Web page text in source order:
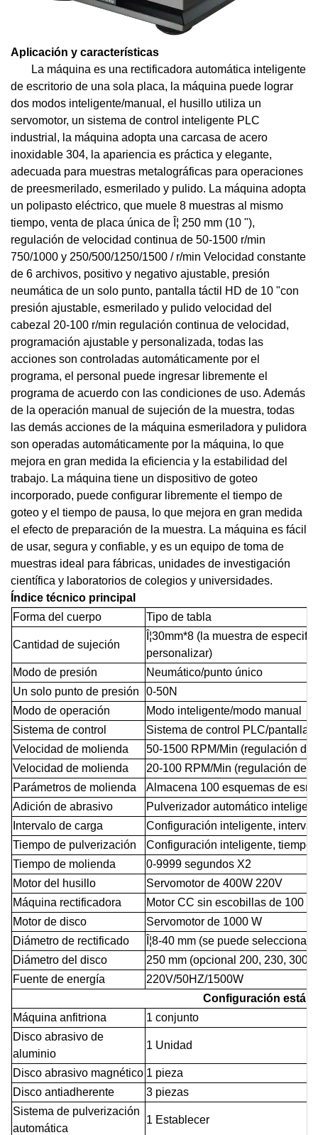
Aplicación y características
La máquina es una rectificadora automática inteligente
de escritorio de una sola placa, la máquina puede lograr
dos modos inteligente/manual, el husillo utiliza un
servomotor, un sistema de control inteligente PLC
industrial, la máquina adopta una carcasa de acero
inoxidable 304, la apariencia es práctica y elegante,
adecuada para muestras metalográficas para operaciones
de preesmerilado, esmerilado y pulido. La máquina adopta
un polipasto eléctrico, que muele 8 muestras al mismo
tiempo, venta de placa única de Î¦ 250 mm (10 "),
regulación de velocidad continua de 50-1500 r/min
750/1000 y 250/500/1250/1500 / r/min Velocidad constante
de 6 archivos, positivo y negativo ajustable, presión
neumática de un solo punto, pantalla táctil HD de 10 "con
presión ajustable, esmerilado y pulido velocidad del
cabezal 20-100 r/min regulación continua de velocidad,
programación ajustable y personalizada, todas las
acciones son controladas automáticamente por el
programa, el personal puede ingresar libremente el
programa de acuerdo con las condiciones de uso. Además
de la operación manual de sujeción de la muestra, todas
las demás acciones de la máquina esmeriladora y pulidora
son operadas automáticamente por la máquina, lo que
mejora en gran medida la eficiencia y la estabilidad del
trabajo. La máquina tiene un dispositivo de goteo
incorporado, puede configurar libremente el tiempo de
goteo y el tiempo de pausa, lo que mejora en gran medida
el efecto de preparación de la muestra. La máquina es fácil
de usar, segura y confiable, y es un equipo de toma de
muestras ideal para fábricas, unidades de investigación
científica y laboratorios de colegios y universidades.
Índice técnico principal
Forma del cuerpo
Tipo de tabla
Cantidad de sujeción
Î¦30mm*8 (la muestra de
personalizar)
Modo de presión
Neumático/punto único
Un solo punto de presión
0-50N
Modo de operación
Modo inteligente/modo manual
Sistema de control
Sistema de control PLC/pantalla
Velocidad de molienda
50-1500 RPM/Min (regulación de
Velocidad de molienda
20-100 RPM/Min (regulación de
Parámetros de molienda
Almacena 100 esquemas de
Adición de abrasivo
Pulverizador automático
Intervalo de carga
Configuración inteligente,
Tiempo de pulverización
Configuración inteligente, tiempo
Tiempo de molienda
0-9999 segundos X2
Motor del husillo
Servomotor de 400W 220V
Máquina rectificadora
Motor CC sin escobillas de 100 W
Motor de disco
Servomotor de 1000 W
Diámetro de rectificado
Î¦8-40 mm (se puede seleccionar
Diámetro del disco
250 mm (opcional 200, 230, 300
Fuente de energía
220V/50HZ/1500W
Configuración
Máquina anfitriona
1 conjunto
Disco abrasivo de
aluminio
1 Unidad
Disco abrasivo magnético 1 pieza
Disco antiadherente
3 piezas
Sistema de pulverización
automática
1 Establecer